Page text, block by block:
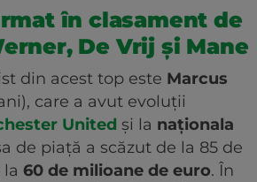
în clasament de
De Vrij și Mane
din acest top este Marcus
care a avut evoluții
United și la naționala
de piață a scăzut de la 85 de
60 de milioane de euro. În